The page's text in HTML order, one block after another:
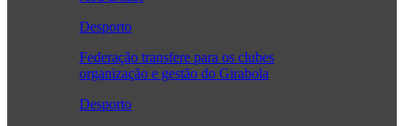
Desporto
Federação transfere para os clubes
organização e gestão do Girabola
Desporto